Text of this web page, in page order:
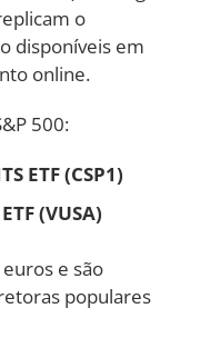
o
disponíveis em
online.
500:
ETF (CSP1)
(VUSA)
e são
populares